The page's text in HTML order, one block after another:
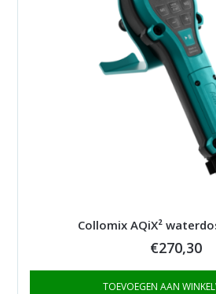
Collomix AQiX²
€270,30
TOEVOEGEN AAN